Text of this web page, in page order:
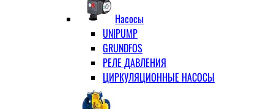
Ниппель прямой
Ниппель-переходник
Переходник ВН
Переходник НВ (футорка)
Сгон
Насосы
UNIPUMP
GRUNDFOS
РЕЛЕ ДАВЛЕНИЯ
ЦИРКУЛЯЦИОННЫЕ НАСОСЫ